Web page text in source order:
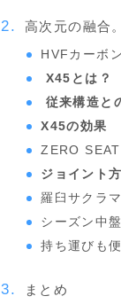
高次元の融合
HVFカーボ
X45とは？
従来構造と
X45の効果
ZERO SEAT
ジョイント
羅臼サクラ
シーズン中
持ち運びも
まとめ